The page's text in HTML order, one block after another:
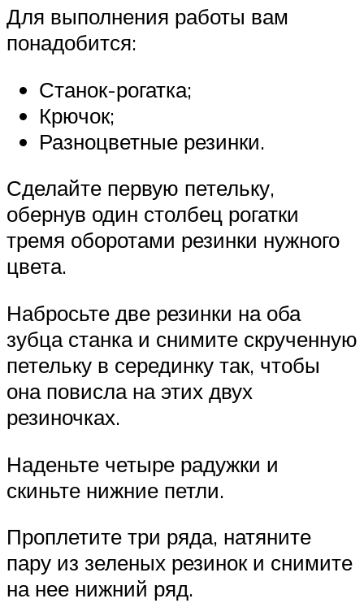
Для выполнения работы вам
понадобится:
Станок-рогатка;
Крючок;
Разноцветные резинки.
Сделайте первую петельку,
обернув один столбец рогатки
тремя оборотами резинки нужного
цвета.
Набросьте две резинки на оба
зубца станка и снимите скрученную
петельку в серединку так, чтобы
она повисла на этих двух
резиночках.
Наденьте четыре радужки и
скиньте нижние петли.
Проплетите три ряда, натяните
пару из зеленых резинок и снимите
на нее нижний ряд.